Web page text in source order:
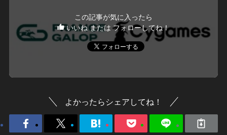
この記事が気に入ったら
いいね または フォローしてね！
よかったらシェアしてね！